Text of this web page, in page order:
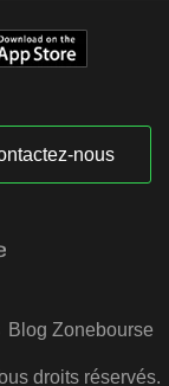
nous
Blog Zonebourse
droits réservés.